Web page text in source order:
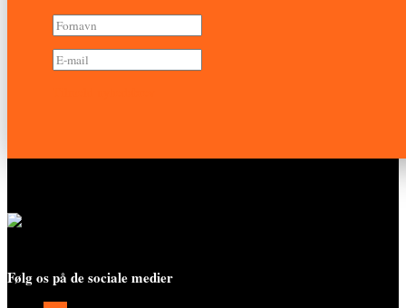
Følg os på de sociale medier